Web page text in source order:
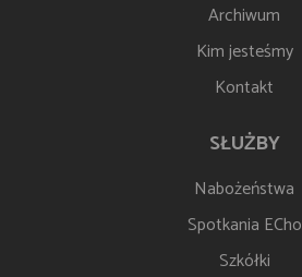
Archiwum
Kim jesteśmy
Kontakt
SŁUŻBY
Nabożeństwa
Spotkania ECho
Szkółki